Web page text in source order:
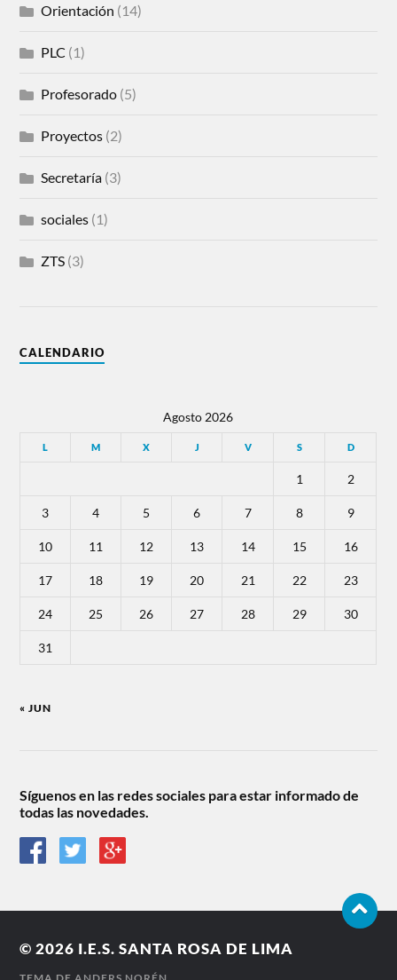
Orientación (14)
PLC (1)
Profesorado (5)
Proyectos (2)
Secretaría (3)
sociales (1)
ZTS (3)
CALENDARIO
Agosto 2026
L M X J V S D
1 2
3 4 5 6 7 8 9
10 11 12 13 14 15 16
17 18 19 20 21 22 23
24 25 26 27 28 29 30
31
« JUN
Síguenos en las redes sociales para estar informado de
todas las novedades.
© 2026 I.E.S. SANTA ROSA DE LIMA